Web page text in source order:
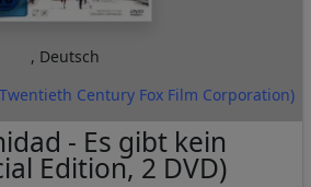
, Deutsch
Century Fox Film Corporation)
- Es gibt kein
Edition, 2 DVD)